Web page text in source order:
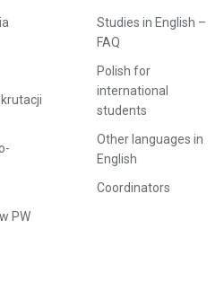
PW
Studies in English –
FAQ
Polish for
international
students
Other languages in
English
Coordinators